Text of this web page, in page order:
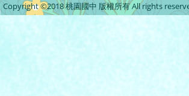
Copyright ©2018 桃園國中 版權所有 All rights